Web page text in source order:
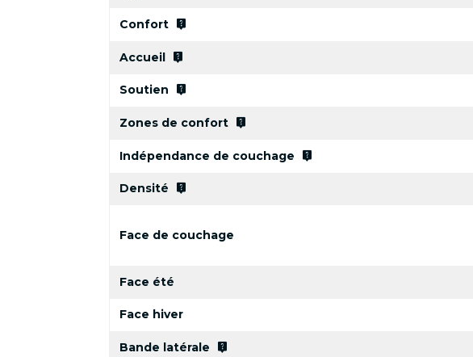
Confort live_help
Accueil live_help
Soutien live_help
Zones de confort live_help
Indépendance de couchage live_help
Densité live_help
Face de couchage
Face été
Face hiver
Bande latérale live_help